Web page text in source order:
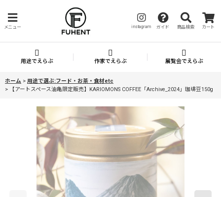
メニュー instagram ガイド 商品検索 カート
用途でえらぶ 作家でえらぶ 展覧会でえらぶ
ホーム > 用途で選ぶ:フード・お茶・食材etc
>
【アートスペース油亀限定販売】KARIOMONS COFFEE「Archive_2024」珈琲豆150g